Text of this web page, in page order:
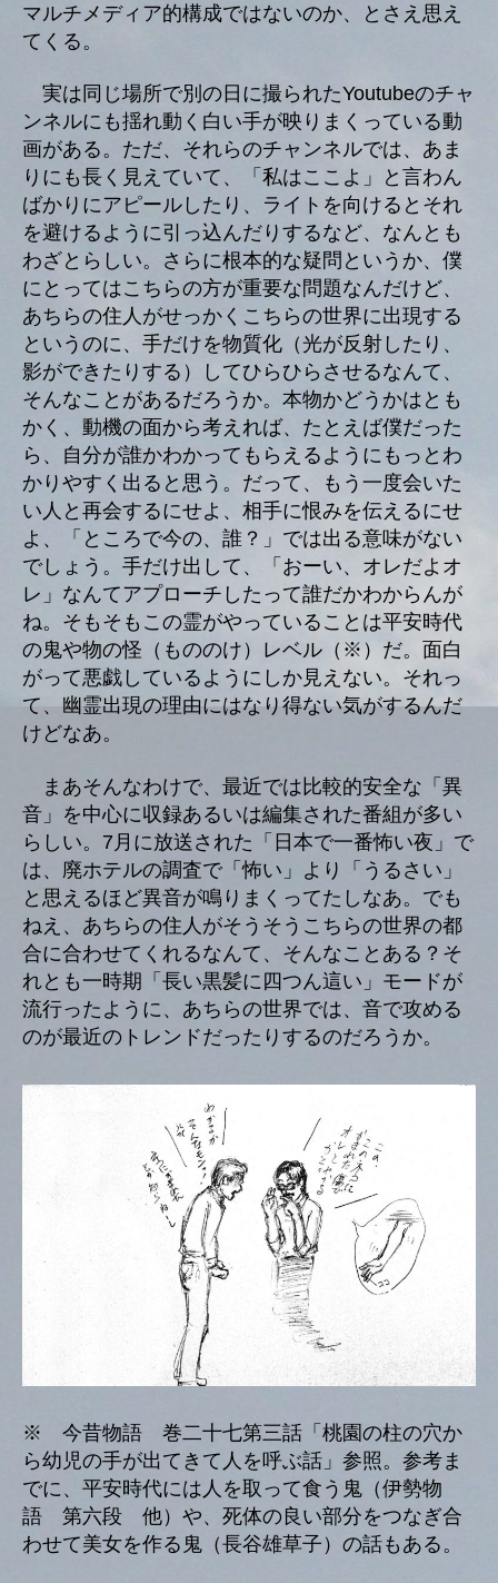
マルチメディア的構成ではないのか、とさえ思え
てくる。
実は同じ場所で別の日に撮られたYoutubeのチャ
ンネルにも揺れ動く白い手が映りまくっている動
画がある。ただ、それらのチャンネルでは、あま
りにも長く見えていて、「私はここよ」と言わん
ばかりにアピールしたり、ライトを向けるとそれ
を避けるように引っ込んだりするなど、なんとも
わざとらしい。さらに根本的な疑問というか、僕
にとってはこちらの方が重要な問題なんだけど、
あちらの住人がせっかくこちらの世界に出現する
というのに、手だけを物質化（光が反射したり、
影ができたりする）してひらひらさせるなんて、
そんなことがあるだろうか。本物かどうかはとも
かく、動機の面から考えれば、たとえば僕だった
ら、自分が誰かわかってもらえるようにもっとわ
かりやすく出ると思う。だって、もう一度会いた
い人と再会するにせよ、相手に恨みを伝えるにせ
よ、「ところで今の、誰？」では出る意味がない
でしょう。手だけ出して、「おーい、オレだよオ
レ」なんてアプローチしたって誰だかわからんが
ね。そもそもこの霊がやっていることは平安時代
の鬼や物の怪（もののけ）レベル（※）だ。面白
がって悪戯しているようにしか見えない。それっ
て、幽霊出現の理由にはなり得ない気がするんだ
けどなあ。
まあそんなわけで、最近では比較的安全な「異
音」を中心に収録あるいは編集された番組が多い
らしい。7月に放送された「日本で一番怖い夜」で
は、廃ホテルの調査で「怖い」より「うるさい」
と思えるほど異音が鳴りまくってたしなあ。でも
ねえ、あちらの住人がそうそうこちらの世界の都
合に合わせてくれるなんて、そんなことある？そ
れとも一時期「長い黒髪に四つん這い」モードが
流行ったように、あちらの世界では、音で攻める
のが最近のトレンドだったりするのだろうか。
※ 今昔物語 巻二十七第三話「桃園の柱の穴か
ら幼児の手が出てきて人を呼ぶ話」参照。参考ま
でに、平安時代には人を取って食う鬼（伊勢物
語 第六段 他）や、死体の良い部分をつなぎ合
わせて美女を作る鬼（長谷雄草子）の話もある。